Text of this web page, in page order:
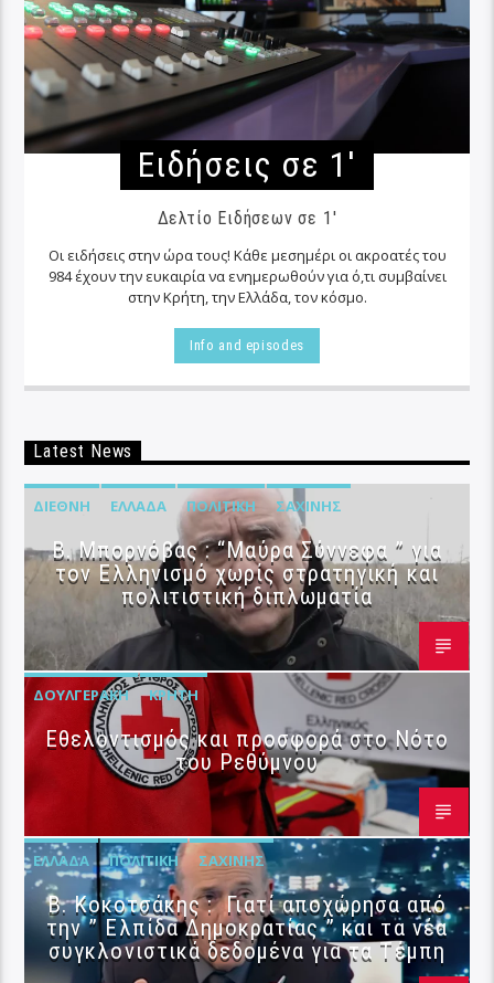
Ειδήσεις σε 1′
Δελτίο Ειδήσεων σε 1'
Οι ειδήσεις στην ώρα τους! Κάθε μεσημέρι οι ακροατές του
984 έχουν την ευκαιρία να ενημερωθούν για ό,τι συμβαίνει
στην Κρήτη, την Ελλάδα, τον κόσμο.
Info and episodes
Latest News
ΔΙΕΘΝΉ ΕΛΛΆΔΑ ΠΟΛΙΤΙΚΉ ΣΑΧΊΝΗΣ
B. Μπορνόβας : “Μαύρα Σύννεφα ” για
τον Ελληνισμό χωρίς στρατηγική και
πολιτιστική διπλωματία
ΔΟΥΛΓΕΡΆΚΗ ΚΡΉΤΗ
Εθελοντισμός και προσφορά στο Νότο
του Ρεθύμνου
ΕΛΛΆΔΑ ΠΟΛΙΤΙΚΉ ΣΑΧΊΝΗΣ
Β. Κοκοτσάκης : Γιατί αποχώρησα από
την ” Ελπίδα Δημοκρατίας ” και τα νέα
συγκλονιστικά δεδομένα για τα Τέμπη